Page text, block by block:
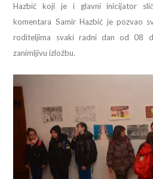
Hazbić koji je i glavni inicijator
komentara Samir Hazbić je pozvao
roditeljima svaki radni dan od 08
zanimljivu izložbu.